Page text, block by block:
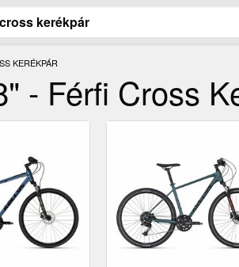
KERÉKPÁR
- Férfi Cross